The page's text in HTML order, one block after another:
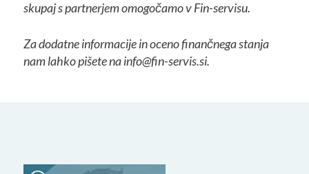
skupaj s partnerjem omogočamo v Fin-servisu.
Za dodatne informacije in oceno finančnega stanja
nam lahko pišete na info@fin-servis.si.